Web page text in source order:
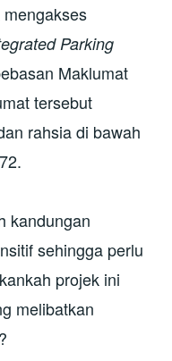
Parking
Maklumat
tersebut
rahsia di bawah
kandungan
sehingga perlu
projek ini
melibatkan